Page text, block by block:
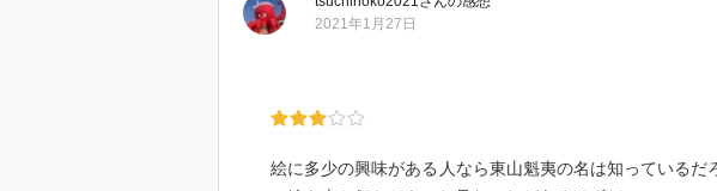
2021年1月27日
絵に多少の興味がある人なら東山魁夷の名は知っているだ